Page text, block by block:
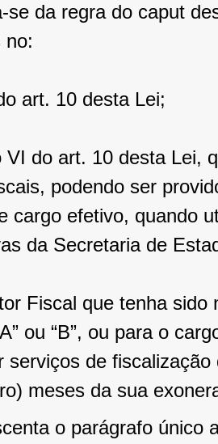
se da regra do caput
no:
art. 10 desta Lei;
VI do art. 10 desta Lei,
podendo ser
cargo efetivo, quando
da Secretaria de
Fiscal que tenha
ou “B”, ou para o
serviços de
meses da sua
o parágrafo único